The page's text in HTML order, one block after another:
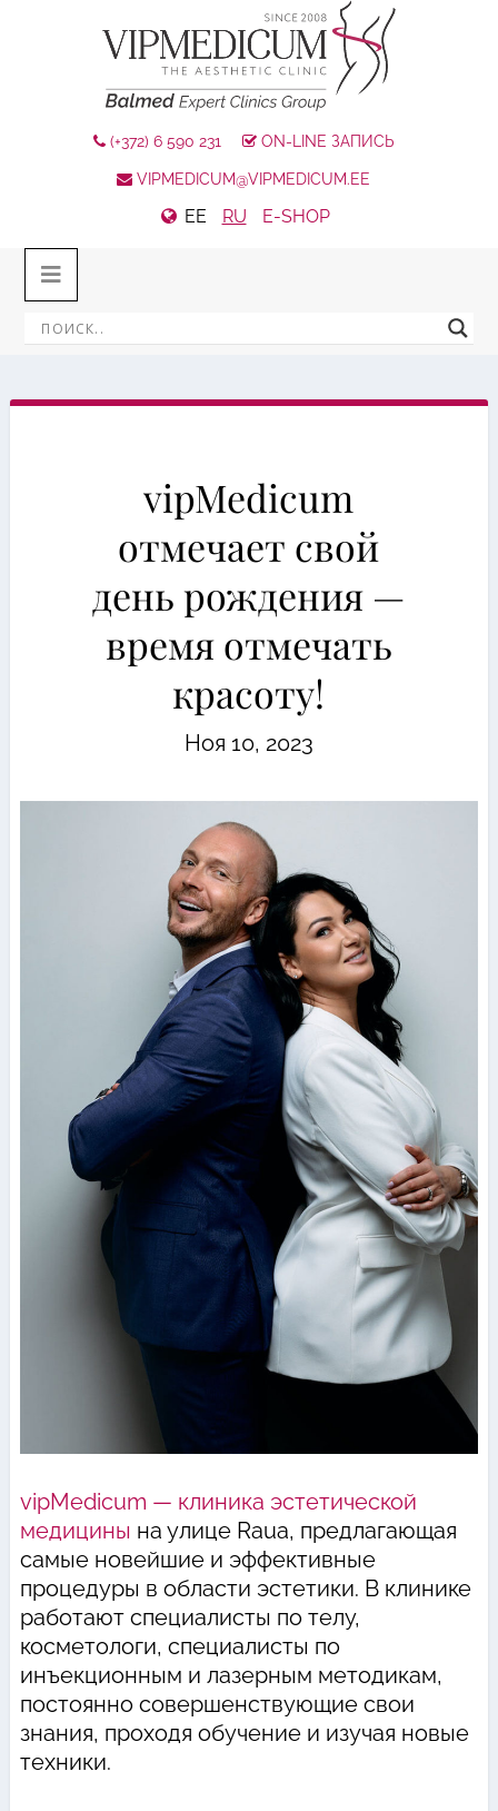
(+372) 6 590 231 ON-LINE ЗАПИСЬ
VIPMEDICUM@VIPMEDICUM.EE
EE RU E-SHOP
vipMedicum
отмечает свой
день рождения —
время отмечать
красоту!
Ноя 10, 2023
vipMedicum — клиника эстетической
медицины на улице Raua, предлагающая
самые новейшие и эффективные
процедуры в области эстетики. В клинике
работают специалисты по телу,
косметологи, специалисты по
инъекционным и лазерным методикам,
постоянно совершенствующие свои
знания, проходя обучение и изучая новые
техники.